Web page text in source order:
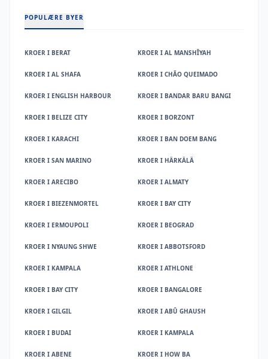
POPULÆRE BYER
KROER I BERAT KROER I AL MANSHĪYAH
KROER I AL SHAFA KROER I CHÃO QUEIMADO
KROER I ENGLISH HARBOUR KROER I BANDAR BARU BANGI
KROER I BELIZE CITY KROER I BORZONT
KROER I KARACHI KROER I BAN DOEM BANG
KROER I SAN MARINO KROER I HÄRKÄLÄ
KROER I ARECIBO KROER I ALMATY
KROER I BIEZENMORTEL KROER I BAY CITY
KROER I ERMOUPOLI KROER I BEOGRAD
KROER I NYAUNG SHWE KROER I ABBOTSFORD
KROER I KAMPALA KROER I ATHLONE
KROER I BAY CITY KROER I BANGALORE
KROER I GILGIL KROER I ABŪ GHAUSH
KROER I BUDAI KROER I KAMPALA
KROER I ABENE KROER I HOW BA